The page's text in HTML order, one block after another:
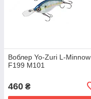
Воблер Yo-Zuri L-Minnow
F199 M101
460 ₴